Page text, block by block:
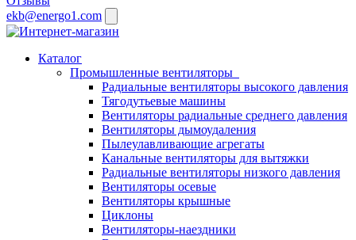
ekb@energo1.com
Каталог
Промышленные вентиляторы
Радиальные вентиляторы высокого давления
Тягодутьевые машины
Вентиляторы радиальные среднего давления
Вентиляторы дымоудаления
Пылеулавливающие агрегаты
Канальные вентиляторы для вытяжки
Радиальные вентиляторы низкого давления
Вентиляторы осевые
Вентиляторы крышные
Циклоны
Вентиляторы-наездники